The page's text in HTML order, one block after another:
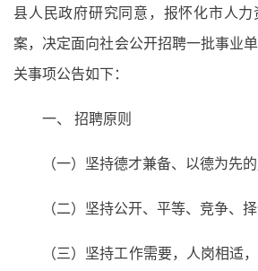
县人民政府研究同意，报怀化市人
案，决定面向社会公开招聘一批事业
关事项公告如下：
一、 招聘原则
（一）坚持德才兼备、以德为先的
（二）坚持公开、平等、竞争、择
（三）坚持工作需要，人岗相适